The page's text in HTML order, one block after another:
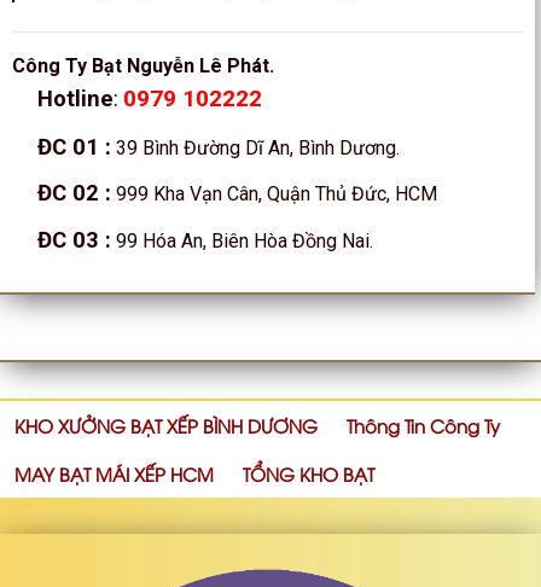
Công Ty Bạt Nguyễn Lê Phát.
Hotline: 0979 102222
ĐC 01 : 39 Bình Đường Dĩ An, Bình Dương.
ĐC 02 : 999 Kha Vạn Cân, Quận Thủ Đức, HCM
ĐC 03 : 99 Hóa An, Biên Hòa Đồng Nai.
KHO XƯỞNG BẠT XẾP BÌNH DƯƠNG
Thông Tin Công Ty
MAY BẠT MÁI XẾP HCM
TỔNG KHO BẠT